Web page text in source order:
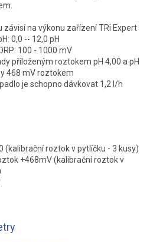
závisí na výkonu zařízení TRi Expert
0,0 -- 12,0 pH
100 - 1000 mV
příloženým roztokem pH 4,00 a pH
468 mV roztokem
je schopno dávkovat 1,2 l/h
(kalibrační roztok v pytlíčku - 3 kusy)
+468mV (kalibrační roztok v